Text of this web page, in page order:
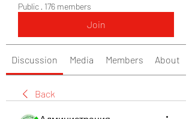
Public · 176 members
Join
Discussion Media Members About
Back